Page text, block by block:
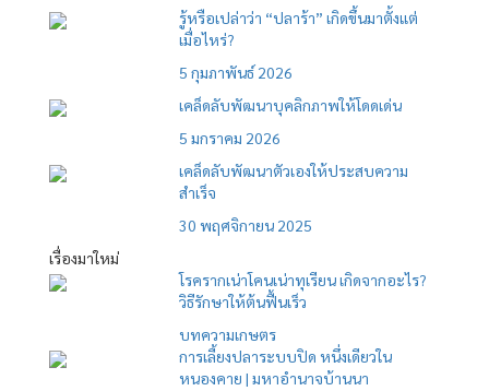
รู้หรือเปล่าว่า “ปลาร้า” เกิดขึ้นมาตั้งแต่
เมื่อไหร่?
5 กุมภาพันธ์ 2026
เคล็ดลับพัฒนาบุคลิกภาพให้โดดเด่น
5 มกราคม 2026
เคล็ดลับพัฒนาตัวเองให้ประสบความ
สำเร็จ
30 พฤศจิกายน 2025
เรื่องมาใหม่
โรครากเน่าโคนเน่าทุเรียน เกิดจากอะไร?
วิธีรักษาให้ต้นฟื้นเร็ว
บทความเกษตร
การเลี้ยงปลาระบบปิด หนึ่งเดียวใน
หนองคาย | มหาอำนาจบ้านนา